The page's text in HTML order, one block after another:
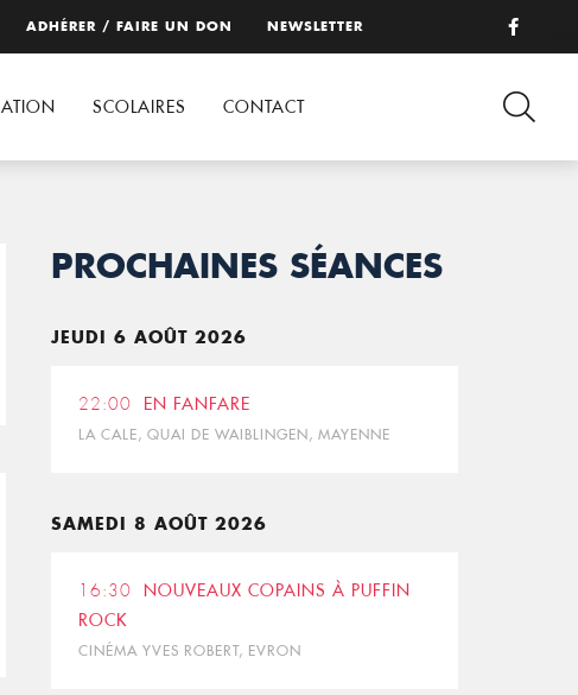
ADHÉRER / FAIRE UN DON NEWSLETTER
SCOLAIRES CONTACT
PROCHAINES SÉANCES
JEUDI 6 AOÛT 2026
22:00 EN FANFARE
LA CALE, QUAI DE WAIBLINGEN, MAYENNE
SAMEDI 8 AOÛT 2026
16:30
NOUVEAUX COPAINS À PUFFIN
ROCK
CINÉMA YVES ROBERT, EVRON